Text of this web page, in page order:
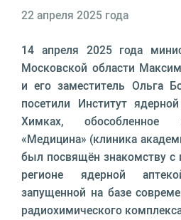
22 апреля 2025 года
14 апреля 2025 года
Московской области
и его заместитель Ольга
посетили Институт
Химках, обособленное
«Медицина» (клиника
был посвящён знакомству с
регионе ядерной
запущенной на базе
радиохимического